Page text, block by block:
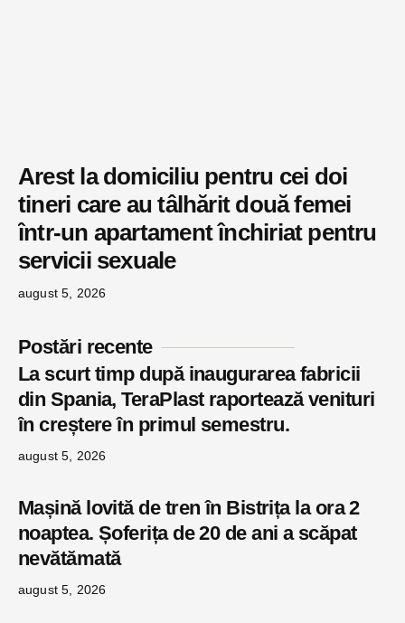
Arest la domiciliu pentru cei doi
tineri care au tâlhărit două femei
într-un apartament închiriat pentru
servicii sexuale
august 5, 2026
Postări recente
La scurt timp după inaugurarea fabricii
din Spania, TeraPlast raportează venituri
în creștere în primul semestru.
august 5, 2026
Mașină lovită de tren în Bistrița la ora 2
noaptea. Șoferița de 20 de ani a scăpat
nevătămată
august 5, 2026